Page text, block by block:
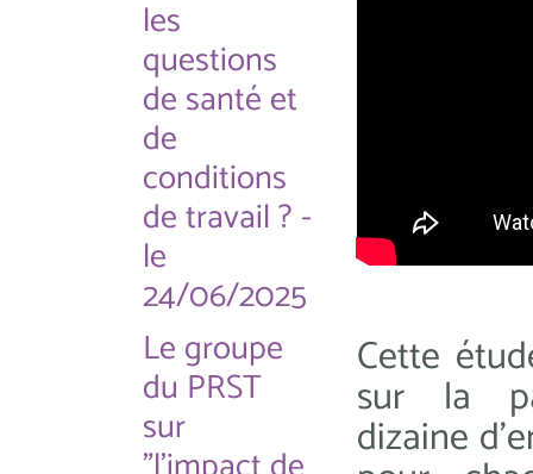
les
questions
de santé et
de
conditions
de travail ? -
le
24/06/2025
Le groupe
du PRST
sur
Cette
sur la
dizaine